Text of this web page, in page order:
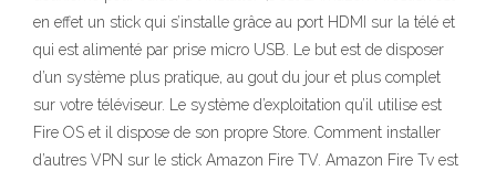
en effet un stick qui s’installe grâce au port HDMI sur la télé et
qui est alimenté par prise micro USB. Le but est de disposer
d’un système plus pratique, au gout du jour et plus complet
sur votre téléviseur. Le système d’exploitation qu’il utilise est
Fire OS et il dispose de son propre Store. Comment installer
d’autres VPN sur le stick Amazon Fire TV. Amazon Fire Tv est